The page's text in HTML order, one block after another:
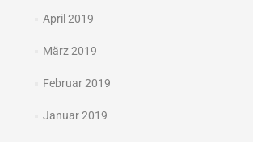
April 2019
März 2019
Februar 2019
Januar 2019